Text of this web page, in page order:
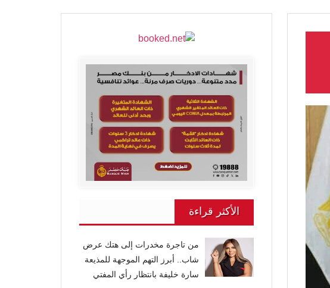
الأكثر قراءة
من تاجرة مخدرات إلى هتك عرض
شاب.. أبرز التهم الموجهة للمذيعة
سارة خليفة بانتظار رأي المفتي